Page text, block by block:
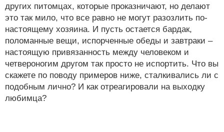
других питомцах, которые проказничают, но делают
это так мило, что все равно не могут разозлить по-
настоящему хозяина. И пусть остается бардак,
поломанные вещи, испорченные обеды и завтраки –
настоящую привязанность между человеком и
четвероногим другом так просто не испортить. Что вы
скажете по поводу примеров ниже, сталкивались ли с
подобным лично? И как отреагировали на выходку
любимца?